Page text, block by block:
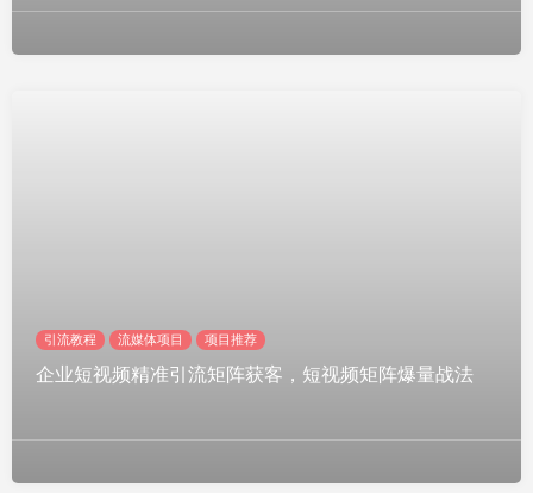
引流教程 流媒体项目 项目推荐
企业短视频精准引流矩阵获客，短视频矩阵爆量战法